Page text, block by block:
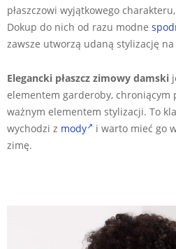
płaszczowi wyjątkowego
Dokup do nich od razu modne
zawsze utworzą udaną stylizację
Elegancki płaszcz zimowy damski
elementem garderoby, chroniącym
ważnym elementem stylizacji. To
wychodzi z mody
i warto mieć go
zimę.